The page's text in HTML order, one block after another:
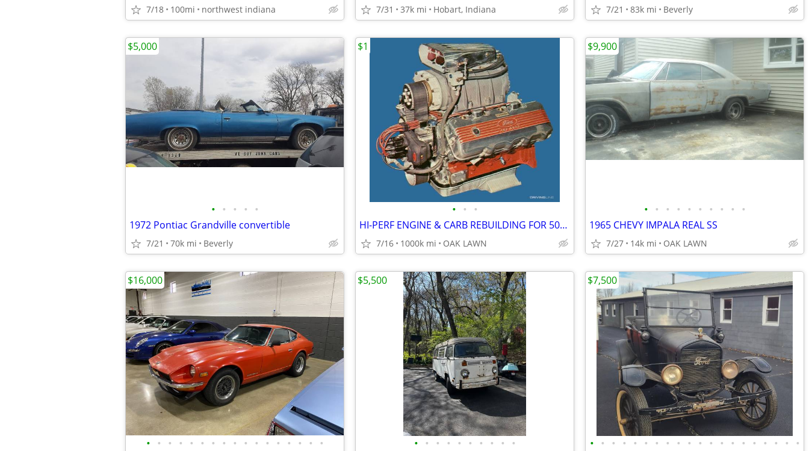
7/18 100mi northwest indiana 7/31 37k mi Hobart, Indiana 7/21 83k mi Beverly
• • • • •
1972 Pontiac Grandville convertible
7/21 70k mi Beverly
$5,000
• • •
HI-PERF ENGINE & CARB REBUILDING FOR 50+ YEARS
7/16 1000k mi OAK LAWN
$1
• • • • • • • • • •
1965 CHEVY IMPALA REAL SS
7/27 14k mi OAK LAWN
$9,900
• • • • • • • • • • • • • • • • •
$16,000
• • • • • • • • • •
$5,500
• • • • • • • • • • • • • • • • • • • •
$7,500